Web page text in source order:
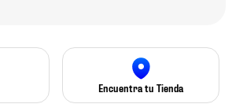
Encuentra tu Tienda